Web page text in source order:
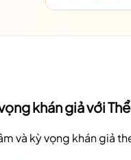
khán giả với
và kỳ vọng khán giả